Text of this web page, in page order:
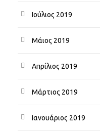
Ιούλιος 2019
Μάιος 2019
Απρίλιος 2019
Μάρτιος 2019
Ιανουάριος 2019